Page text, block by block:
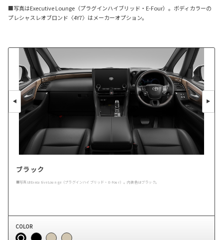
■写真はExecutive Lounge（プラグインハイブリッド・E-Four）。ボディカラーの
プレシャスレオブロンド〈4Y7〉はメーカーオプション。
ブラック
■写真はExecutive Lounge（プラグインハイブリッド・E-Four）。内装色はブラック。
COLOR